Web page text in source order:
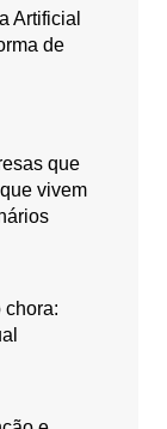
Artificial
de
que
vivem
chora: